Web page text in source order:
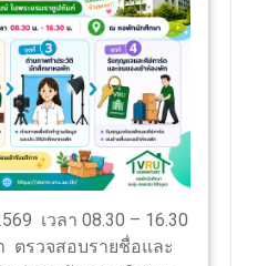
เวลา 08.30 – 16.30
รวจสอบรายชื่อและ